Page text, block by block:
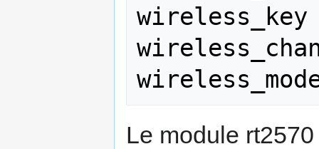
Le module